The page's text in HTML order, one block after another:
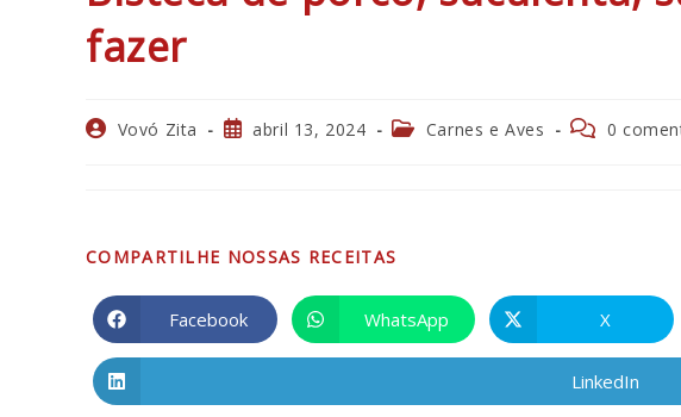
fazer
AutorVovó Zita
Postabril 13, 2024
Categoria
Carnes e Aves
Comentários
0
COMPARTILHE NOSSAS RECEITAS
Abre
em
uma
Facebook Abre
em
uma
WhatsApp Abre
em
uma
nova
janela
X
Abre
em
LinkedIn